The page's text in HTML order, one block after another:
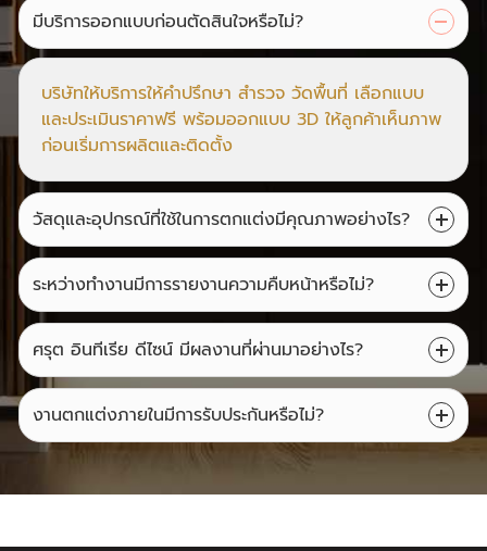
มีบริการออกแบบก่อนตัดสินใจหรือไม่?
บริษัทให้บริการให้คำปรึกษา สำรวจ วัดพื้นที่ เลือกแบบ
และประเมินราคาฟรี พร้อมออกแบบ 3D ให้ลูกค้าเห็นภาพ
ก่อนเริ่มการผลิตและติดตั้ง
วัสดุและอุปกรณ์ที่ใช้ในการตกแต่งมีคุณภาพอย่างไร?
ระหว่างทำงานมีการรายงานความคืบหน้าหรือไม่?
ศรุต อินทีเรีย ดีไซน์ มีผลงานที่ผ่านมาอย่างไร?
งานตกแต่งภายในมีการรับประกันหรือไม่?